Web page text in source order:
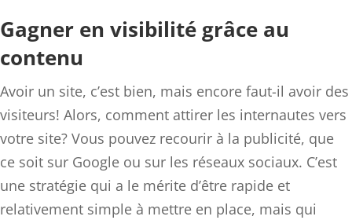
Gagner en visibilité grâce au
contenu
Avoir un site, c’est bien, mais encore faut-il avoir des
visiteurs! Alors, comment attirer les internautes vers
votre site? Vous pouvez recourir à la publicité, que
ce soit sur Google ou sur les réseaux sociaux. C’est
une stratégie qui a le mérite d’être rapide et
relativement simple à mettre en place, mais qui